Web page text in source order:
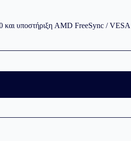
υποστήριξη AMD FreeSync /